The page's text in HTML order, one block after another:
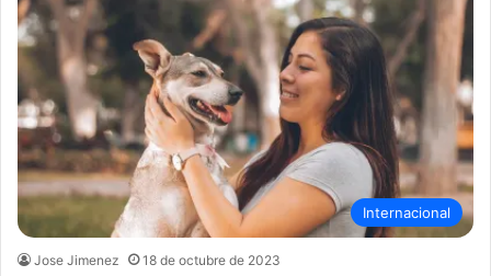
Internacional
Jose Jimenez 18 de octubre de 2023